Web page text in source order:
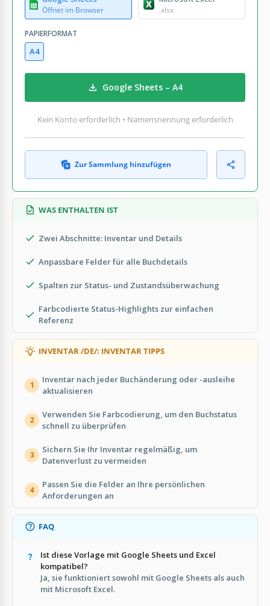
Öffnet im Browser .xlsx
PAPIERFORMAT
A4
Google Sheets – A4
Kein Konto erforderlich • Namensnennung erforderlich
Zur Sammlung hinzufügen
WAS ENTHALTEN IST
Zwei Abschnitte: Inventar und Details
Anpassbare Felder für alle Buchdetails
Spalten zur Status- und Zustandsüberwachung
Farbcodierte Status-Highlights zur einfachen
Referenz
INVENTAR /DE/: INVENTAR TIPPS
1
Inventar nach jeder Buchänderung oder -ausleihe
aktualisieren
2
Verwenden Sie Farbcodierung, um den Buchstatus
schnell zu überprüfen
3
Sichern Sie Ihr Inventar regelmäßig, um
Datenverlust zu vermeiden
4
Passen Sie die Felder an Ihre persönlichen
Anforderungen an
FAQ
Ist diese Vorlage mit Google Sheets und Excel
kompatibel?
Ja, sie funktioniert sowohl mit Google Sheets als auch
mit Microsoft Excel.